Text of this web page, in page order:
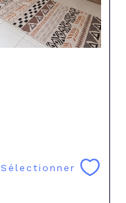
Sélectionner